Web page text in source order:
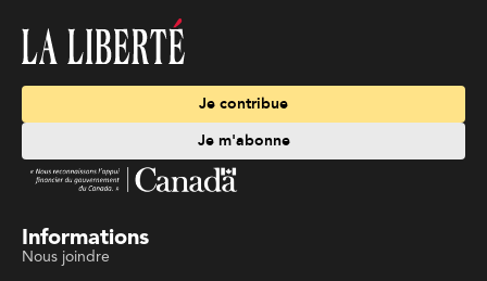
Je contribue
Je m'abonne
Informations
Nous joindre